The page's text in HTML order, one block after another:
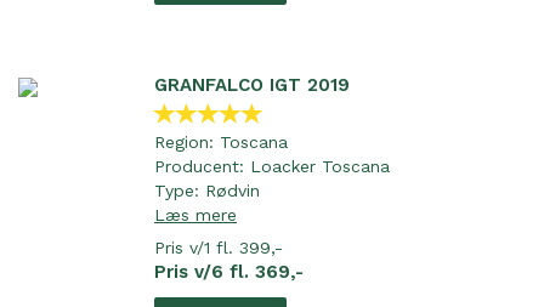
GRANFALCO IGT 2019
Region: Toscana
Producent: Loacker Toscana
Type: Rødvin
Læs mere
Pris v/1 fl. 399,-
Pris v/6 fl. 369,-